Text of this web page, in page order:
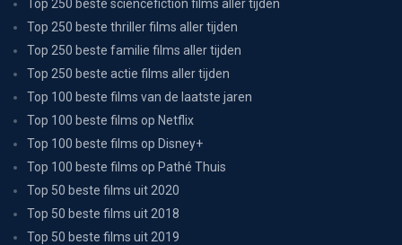
Top 250 beste sciencefiction films aller tijden
Top 250 beste thriller films aller tijden
Top 250 beste familie films aller tijden
Top 250 beste actie films aller tijden
Top 100 beste films van de laatste jaren
Top 100 beste films op Netflix
Top 100 beste films op Disney+
Top 100 beste films op Pathé Thuis
Top 50 beste films uit 2020
Top 50 beste films uit 2018
Top 50 beste films uit 2019